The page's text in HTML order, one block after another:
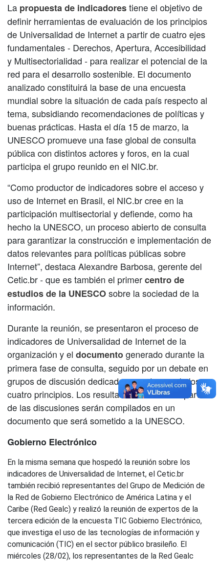
La propuesta de indicadorestiene el objetivo de
definir herramientas de evaluación de los principios
de Universalidad de Internet a partir de cuatro ejes
fundamentales - Derechos, Apertura, Accesibilidad
y Multisectorialidad - para realizar el potencial de la
red para el desarrollo sostenible. El documento
analizado constituirá la base de una encuesta
mundial sobre la situación de cada país respecto al
tema, subsidiando recomendaciones de políticas y
buenas prácticas. Hasta el día 15 de marzo, la
UNESCO promueve una fase global de consulta
pública con distintos actores y foros, en la cual
participa el grupo reunido en el NIC.br.
“Como productor de indicadores sobre el acceso y
uso de Internet en Brasil, el NIC.br cree en la
participación multisectorial y defiende, como ha
hecho la UNESCO, un proceso abierto de consulta
para garantizar la construcción e implementación de
datos relevantes para políticas públicas sobre
Internet”, destaca Alexandre Barbosa, gerente del
Cetic.br - que es también el primercentro de
estudios de la UNESCOsobre la sociedad de la
información.
Durante la reunión, se presentaron el proceso de
indicadores de Universalidad de Internet de la
organización y el documentogenerado durante la
primera fase de consulta, seguido por un debate en
grupos de discusión dedicados a cada uno de los
cuatro principios. Los resultados obtenidos a partir
de las discusiones serán compilados en un
documento que será sometido a la UNESCO.
Gobierno Electrónico
En la misma semana que hospedó la reunión sobre los
indicadores de Universalidad de Internet, el Cetic.br
también recibió representantes del Grupo de Medición de
la Red de Gobierno Electrónico de América Latina y el
Caribe (Red Gealc) y realizó la reunión de expertos de la
tercera edición de la encuesta TIC Gobierno Electrónico,
que investiga el uso de las tecnologías de información y
comunicación (TIC) en el sector público brasileño. El
miércoles (28/02), los representantes de la Red Gealc